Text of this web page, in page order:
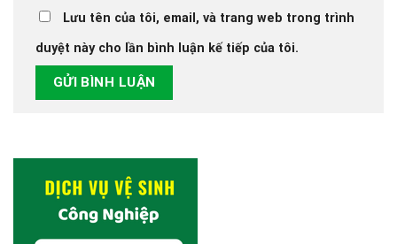
Lưu tên của tôi, email, và trang web trong trình
duyệt này cho lần bình luận kế tiếp của tôi.